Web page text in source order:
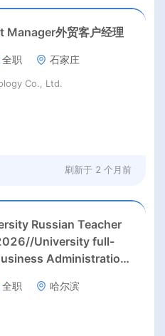
外贸客户经理
全职 石家庄
Co., Ltd.
刷新于 2 个月前
Russian Teacher
University full-
Administration
paid
全职 哈尔滨